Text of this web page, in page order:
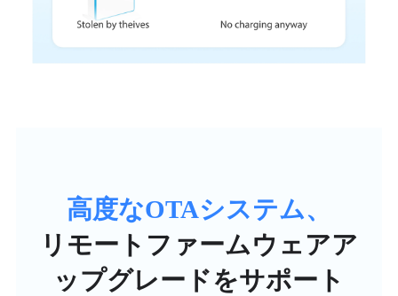
高度なOTAシステム、
リモートファームウェアア
ップグレードをサポート